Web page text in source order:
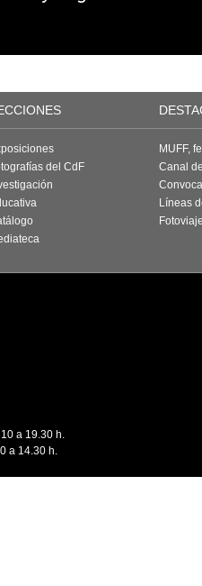
del CdF
MUFF,
Canal
Líneas
a 19.30 h.
a 14.30 h.